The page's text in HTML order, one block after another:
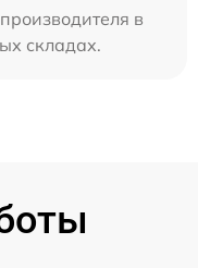
в
складах.